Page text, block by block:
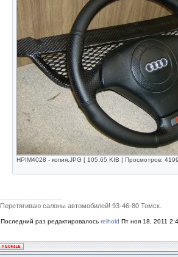
HPIM4028 - копия.JPG [ 105.65 KIB | Просмотров:
Перетягиваю салоны автомобилей! 93-46-80 Томск.
Последний раз редактировалось reihold Пт ноя 18, 2011